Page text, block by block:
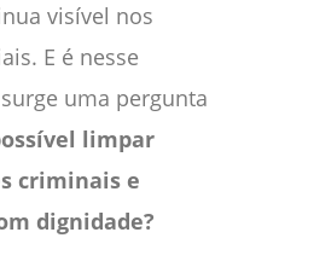
visível nos
E é nesse
uma pergunta
limpar
criminais e
dignidade?